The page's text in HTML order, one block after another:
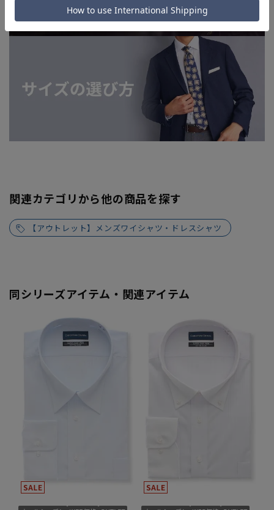
関連カテゴリから他の商品を探す
【アウトレット】メンズワイシャツ・ドレスシャツ
同シリーズアイテム・関連アイテム